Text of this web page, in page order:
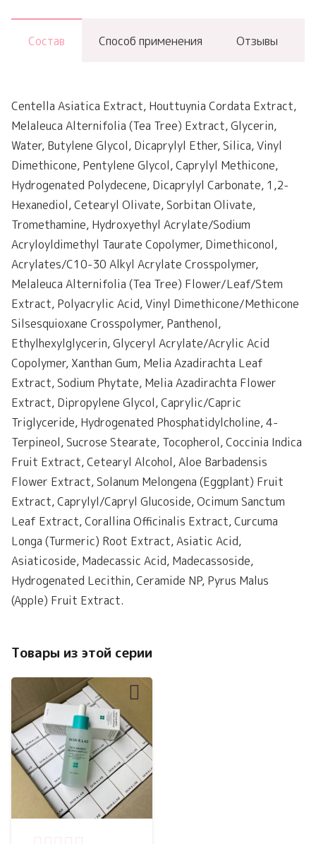
Состав Способ применения Отзывы
Centella Asiatica Extract, Houttuynia Cordata Extract,
Melaleuca Alternifolia (Tea Tree) Extract, Glycerin,
Water, Butylene Glycol, Dicaprylyl Ether, Silica, Vinyl
Dimethicone, Pentylene Glycol, Caprylyl Methicone,
Hydrogenated Polydecene, Dicaprylyl Carbonate, 1,2-
Hexanediol, Cetearyl Olivate, Sorbitan Olivate,
Tromethamine, Hydroxyethyl Acrylate/Sodium
Acryloyldimethyl Taurate Copolymer, Dimethiconol,
Acrylates/C10-30 Alkyl Acrylate Crosspolymer,
Melaleuca Alternifolia (Tea Tree) Flower/Leaf/Stem
Extract, Polyacrylic Acid, Vinyl Dimethicone/Methicone
Silsesquioxane Crosspolymer, Panthenol,
Ethylhexylglycerin, Glyceryl Acrylate/Acrylic Acid
Copolymer, Xanthan Gum, Melia Azadirachta Leaf
Extract, Sodium Phytate, Melia Azadirachta Flower
Extract, Dipropylene Glycol, Caprylic/Capric
Triglyceride, Hydrogenated Phosphatidylcholine, 4-
Terpineol, Sucrose Stearate, Tocopherol, Coccinia Indica
Fruit Extract, Cetearyl Alcohol, Aloe Barbadensis
Flower Extract, Solanum Melongena (Eggplant) Fruit
Extract, Caprylyl/Capryl Glucoside, Ocimum Sanctum
Leaf Extract, Corallina Officinalis Extract, Curcuma
Longa (Turmeric) Root Extract, Asiatic Acid,
Asiaticoside, Madecassic Acid, Madecassoside,
Hydrogenated Lecithin, Ceramide NP, Pyrus Malus
(Apple) Fruit Extract.
Товары из этой серии